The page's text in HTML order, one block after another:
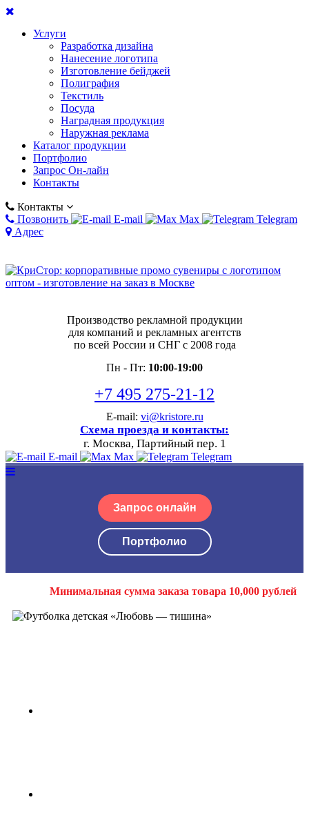
Услуги
Разработка дизайна
Нанесение логотипа
Изготовление бейджей
Полиграфия
Текстиль
Посуда
Наградная продукция
Наружная реклама
Каталог продукции
Портфолио
Запрос Он-лайн
Контакты
Контакты
Позвонить
E-mail Max
Telegram
Адрес
Производство рекламной продукции
для компаний и рекламных агентств
по всей России и СНГ с 2008 года
Пн - Пт: 10:00-19:00
+7 495 275-21-12
E-mail: vi@kristore.ru
Схема проезда и контакты:
г. Москва, Партийный пер. 1
E-mail Max Telegram
Запрос онлайн
Портфолио
Минимальная сумма заказа товара 10,000 рублей